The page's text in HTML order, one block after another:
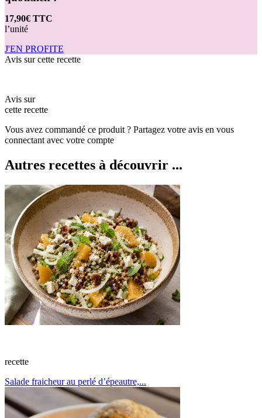
17,90€ TTC
l’unité
J'EN PROFITE
Avis sur cette recette
Avis sur
cette recette
Vous avez commandé ce produit ? Partagez votre avis en vous
connectant avec votre compte
Autres recettes à découvrir ...
recette
Salade fraicheur au perlé d’épeautre,...